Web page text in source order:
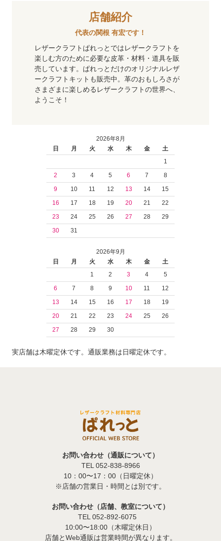
店舗紹介
代表の関根 有宏です！
レザークラフトぱれっとではレザークラフトを
楽しむ方のために必要な皮革・材料・道具を販
売しています。ぱれっとだけのオリジナルレザ
ークラフトキットも販売中。革のおもしろさが
さまざまに楽しめるレザークラフトの世界へ、
ようこそ！
2026年8月
日
月 火 水 木 金
土
1
2
3 4 5 6 7
8
9
10 11 12 13 14
15
16
17 18 19 20 21
22
23
24 25 26 27 28
29
30
31
2026年9月
日
月 火 水 木 金
土
1
2 3 4
5
6
7 8 9 10 11
12
13
14 15 16 17 18
19
20
21 22 23 24 25
26
27
28 29 30
実店舗は木曜定休です。通販業務は日曜定休です。
お問い合わせ（通販について）
TEL 052-838-8966
10：00〜17：00（日曜定休）
※店舗の営業日・時間とは別です。
お問い合わせ（店舗、教室について）
TEL 052-892-6075
10:00〜18:00（木曜定休日）
店舗とWeb通販は営業時間が異なります。